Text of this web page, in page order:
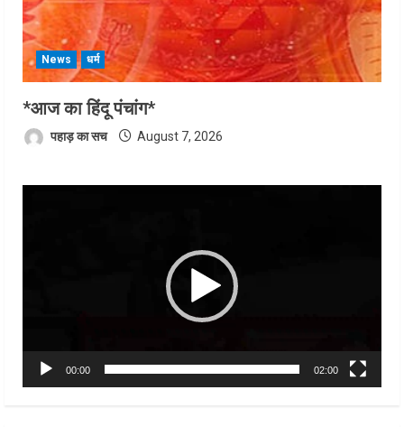
News धर्म
*आज का हिंदू पंचांग*
पहाड़ का सच August 7, 2026
00:00 02:00